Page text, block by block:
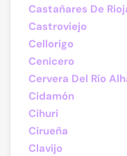
Castañares De
Castroviejo
Cellorigo
Cenicero
Cervera Del Río
Cidamón
Cihuri
Cirueña
Clavijo